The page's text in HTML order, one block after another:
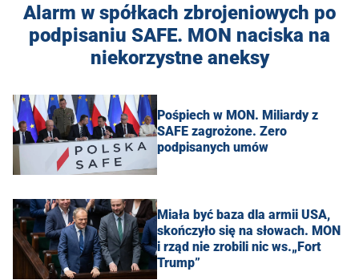
Alarm w spółkach zbrojeniowych po
podpisaniu SAFE. MON naciska na
niekorzystne aneksy
Pośpiech w MON. Miliardy z
SAFE zagrożone. Zero
podpisanych umów
Miała być baza dla armii USA,
skończyło się na słowach. MON
i rząd nie zrobili nic ws.„Fort
Trump”